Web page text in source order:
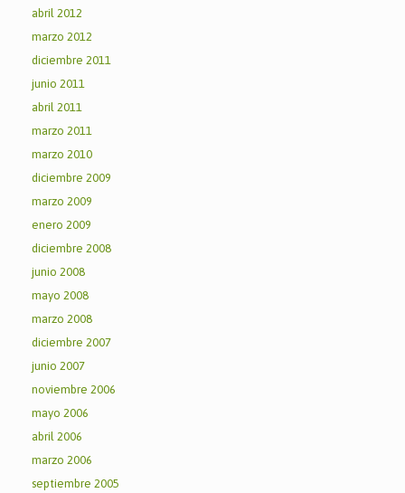
abril 2012
marzo 2012
diciembre 2011
junio 2011
abril 2011
marzo 2011
marzo 2010
diciembre 2009
marzo 2009
enero 2009
diciembre 2008
junio 2008
mayo 2008
marzo 2008
diciembre 2007
junio 2007
noviembre 2006
mayo 2006
abril 2006
marzo 2006
septiembre 2005